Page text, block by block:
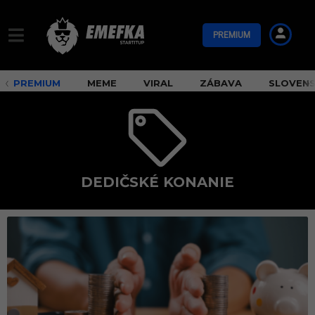
PREMIUM
PREMIUM MEME VIRAL ZÁBAVA
DEDIČSKÉ KONANIE
d
i